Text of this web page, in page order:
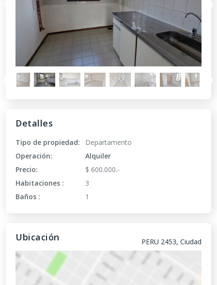
Detalles
Tipo de propiedad:
Departamento
Operación:
Alquiler
Precio:
$ 600.000.-
Habitaciones :
3
Baños :
1
Ubicación PERU 2453, Ciudad